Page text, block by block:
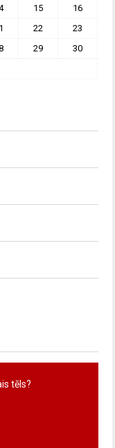
15
16
22
23
29
30
tēls?